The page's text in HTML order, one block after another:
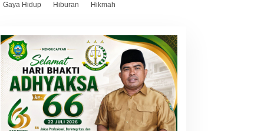
Gaya Hidup Hiburan Hikmah